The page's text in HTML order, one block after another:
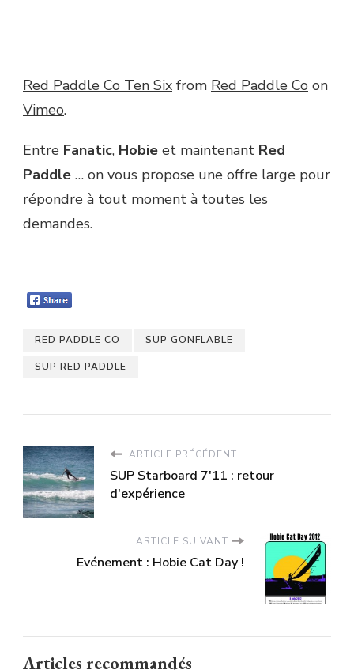
Red Paddle Co Ten Six from Red Paddle Co on
Vimeo.
Entre Fanatic, Hobie et maintenant Red
Paddle … on vous propose une offre large pour
répondre à tout moment à toutes les
demandes.
RED PADDLE CO SUP GONFLABLE
SUP RED PADDLE
ARTICLE PRÉCÉDENT
SUP Starboard 7'11 : retour
d'expérience
ARTICLE SUIVANT
Evénement : Hobie Cat Day !
Articles recommandés